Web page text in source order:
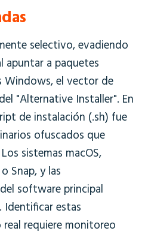
selectivo, evadiendo
apuntar a paquetes
Windows, el vector de
"Alternative Installer". En
de instalación (.sh) fue
ofuscados que
sistemas macOS,
Snap, y las
software principal
Identificar estas
requiere monitoreo